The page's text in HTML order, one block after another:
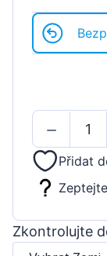
Přidat
Zkontrolujte